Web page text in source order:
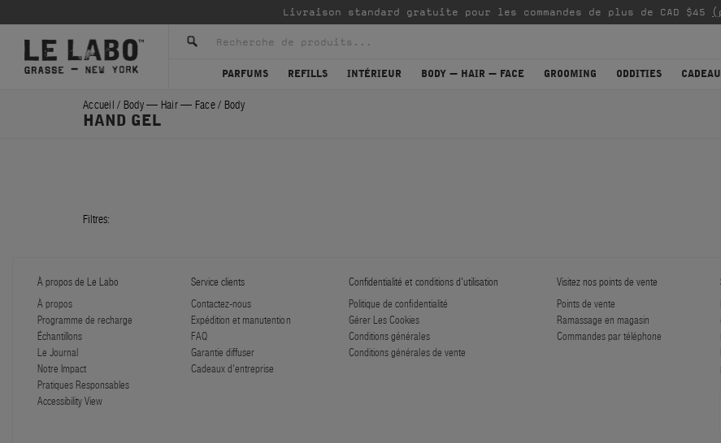
Livraison standard gratuite pour les commandes de plus de CAD $45
PARFUMS REFILLS INTÉRIEUR BODY — HAIR — FACE GROOMING ODDITIES
Accueil/ Body — Hair — Face/ Body
HAND GEL
Filtres:
À propos de Le Labo
À propos
Programme de recharge
Échantillons
Le Journal
Notre Impact
Pratiques Responsables
Accessibility View
Service clients
Contactez-nous
Expédition et manutention
FAQ
Garantie diffuser
Cadeaux d'entreprise
Confidentialité et conditions d'utilisation
Politique de confidentialité
Gérer Les Cookies
Conditions générales
Conditions générales de vente
Visitez nos points de vente
Points de vente
Ramassage en magasin
Commandes par téléphone